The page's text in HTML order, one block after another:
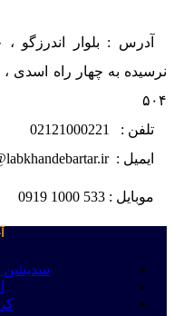
آدرس : بلوار اندرزگو
۵۰۴
تلفن : 02121000221
ایمیل : info@labkhandebartar.ir
موبایل : 533 1000 0919
سدیشن